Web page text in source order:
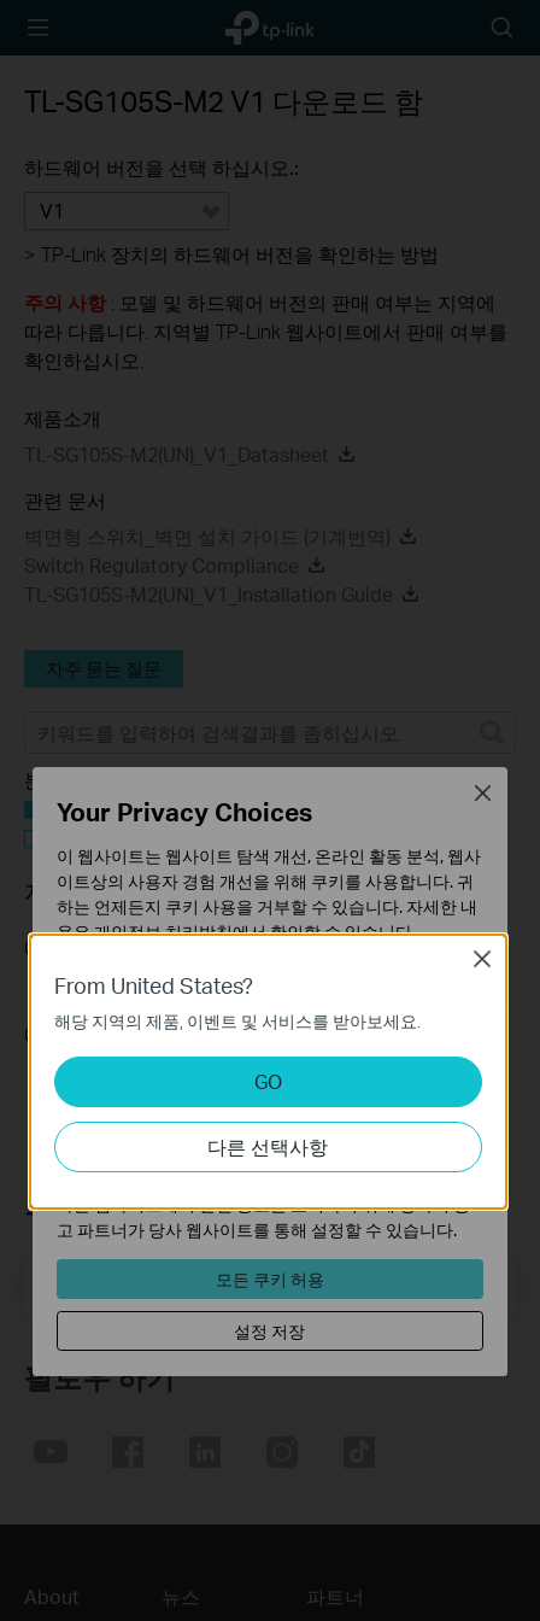
TP-Link,
Reliably
아
이
TL-SG105S-M2 V1 다운로드 함
하드웨어 버전을 선택 하십시오.:
V1
> TP-Link 장치의 하드웨어 버전을 확인하는 방법
주의 사항 : 모델 및 하드웨어 버전의 판매 여부는 지역에
따라 다릅니다. 지역별 TP-Link 웹사이트에서 판매 여부를
확인하십시오.
제품소개
TL-SG105S-M2(UN)_V1_Datasheet
관련 문서
벽면형 스위치_벽면 설치 가이드 (기계번역)
Switch Regulatory Compliance
TL-SG105S-M2(UN)_V1_Installation Guide
자주 묻는 질문
분류 필터:
모두
자주 묻는 질문
Omada 스위치가 인터넷에 연결되지 않을 때 해결 방법
07-02-2026 184176views
Omada 스위치의 인터넷 연결이 불안정할 때 해결 방법
07-02-2026
구독
팔로우 하기
About 뉴스 파트너
From United States?
해당 지역의 제품, 이벤트 및 서비스를 받아보세요.
GO
다른 선택사항
Close
Your Privacy Choices
이 웹사이트는 웹사이트 탐색 개선, 온라인 활동 분석, 웹사
이트상의 사용자 경험 개선을 위해 쿠키를 사용합니다. 귀
하는 언제든지 쿠키 사용을 거부할 수 있습니다. 자세한 내
용은개인정보 처리방침에서 확인할 수 있습니다.
기본 쿠키
이 쿠키는 웹사이트가 작동하는 데 필요하며 사용자의 시
스템에서 비활성화할 수 없습니다.
분석 및 마케팅 쿠키
분석 쿠키는 웹사이트의 기능을 개선하고 조정하기 위해
웹사이트에서의 사용자 활동을 분석하는 데 사용하는 쿠키
입니다.
마케팅 쿠키는 귀하의 관심사에 대한 프로필을 생성하고
다른 웹사이트에서 관련 광고를 표시하기 위해 당사의 광
고 파트너가 당사 웹사이트를 통해 설정할 수 있습니다.
모든 쿠키 허용
설정 저장
Close